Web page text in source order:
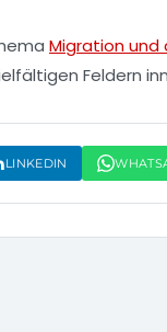
Migration
Feldern
LINKEDIN